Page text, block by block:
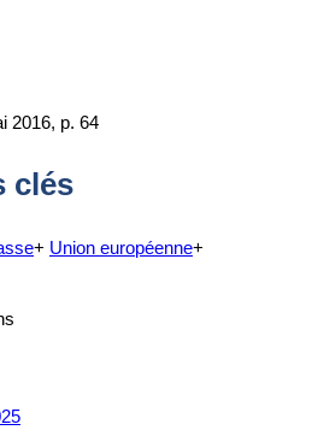
2016, p. 64
clés
+ Union européenne+